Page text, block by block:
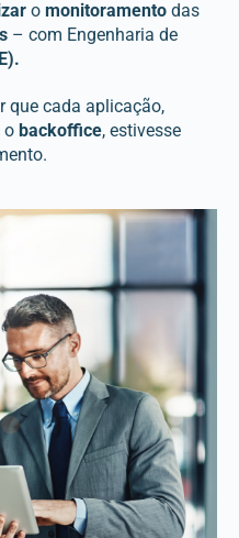
o monitoramento das
– com Engenharia de
que cada aplicação,
o backoffice, estivesse